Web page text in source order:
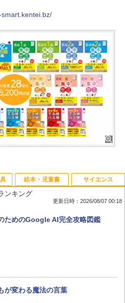
ンキング
更新日時：2026/08/07 00:18
ためのGoogle AI完全攻略図鑑
が変わる魔法の言葉
絵本・児童書 サイエンス